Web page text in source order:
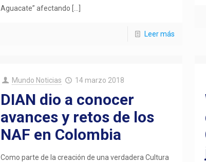
Aguacate” afectando
Leer más
Mundo Noticias 14 marzo 2018
DIAN dio a conocer
avances y retos de los
NAF en Colombia
Como parte de la creación de una verdadera Cultura